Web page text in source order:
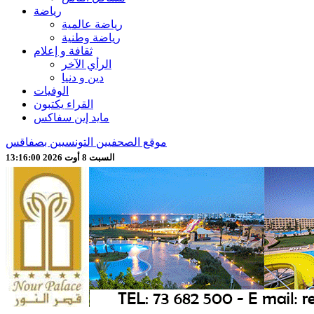
رياضة
رياضة عالمية
رياضة وطنية
ثقافة و إعلام
الرأي الآخر
دين و دنيا
الوفيات
القراء يكتبون
مايد إين سفاكس
موقع الصحفيين التونسيين بصفاقس
السبت 8 أوت 2026 13:16:02